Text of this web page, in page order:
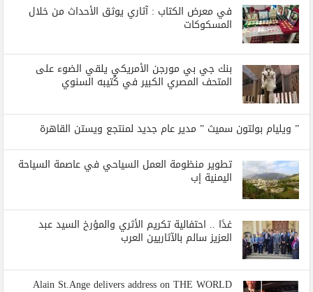
في معرض الكتاب : آثاري يوثق الأحداث من خلال
المسكوكات
بنك جي بي مورجن الأمريكي يلقي الضوء على
المتحف المصري الكبير في كُتيبه السنوي
” ويليام بولتون سميث ” مدير عام جديد لمنتجع ويستن القاهرة
تطوير منظومة العمل السياحي في عاصمة السياحة
اليمنية إب
غدًا .. احتفالية تكريم الأثري والمؤرخ السيد عبد
العزيز سالم بالآثاريين العرب
Alain St.Ange delivers address on THE WORLD